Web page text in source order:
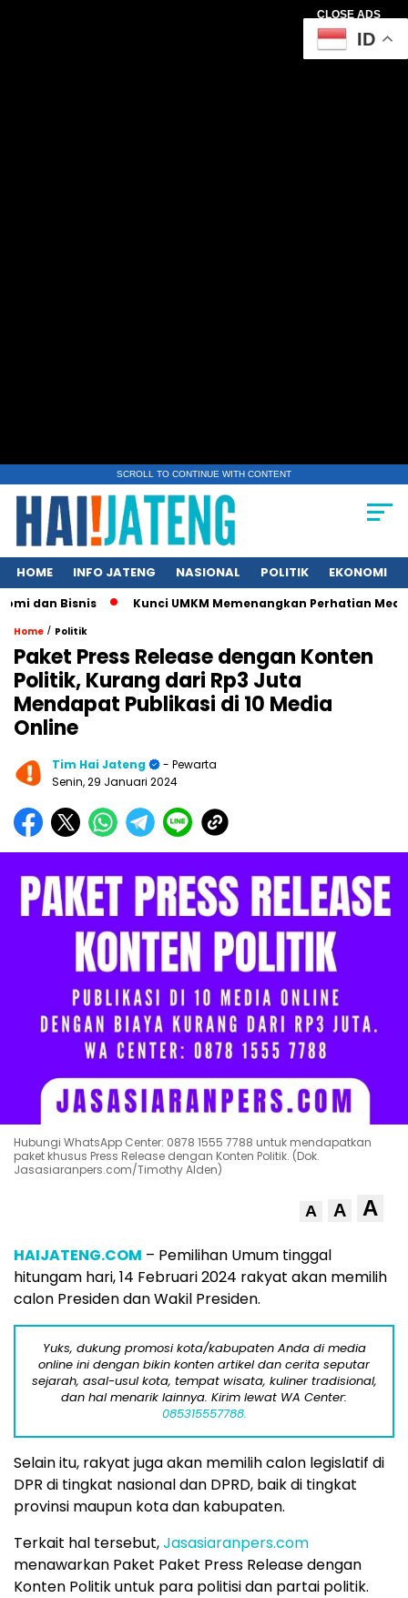
CLOSE ADS
SCROLL TO CONTINUE WITH CONTENT
HOME INFO JATENG NASIONAL POLITIK EKONOMI
Bisnis Kunci UMKM Memenangkan Perhatian Media dan
Home / Politik
Paket Press Release dengan Konten
Politik, Kurang dari Rp3 Juta
Mendapat Publikasi di 10 Media
Online
Tim Hai Jateng
- Pewarta
Senin, 29 Januari 2024
Hubungi WhatsApp Center: 0878 1555 7788 untuk mendapatkan
paket khusus Press Release dengan Konten Politik. (Dok.
Jasasiaranpers.com/Timothy Alden)
A A A
HAIJATENG.COM – Pemilihan Umum tinggal
hitungam hari, 14 Februari 2024 rakyat akan memilih
calon Presiden dan Wakil Presiden.
Yuks, dukung promosi kota/kabupaten Anda di media
online ini dengan bikin konten artikel dan cerita seputar
sejarah, asal-usul kota, tempat wisata, kuliner tradisional,
dan hal menarik lainnya. Kirim lewat WA Center:
085315557788.
Selain itu, rakyat juga akan memilih calon legislatif di
DPR di tingkat nasional dan DPRD, baik di tingkat
provinsi maupun kota dan kabupaten.
Terkait hal tersebut,Jasasiaranpers.com
menawarkan Paket Paket Press Release dengan
Konten Politik untuk para politisi dan partai politik.
ID